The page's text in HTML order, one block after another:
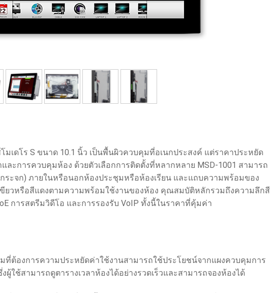
VPX (4K60 4x1 +1)
SDX (4K30 5x1 +1)
บอร์ดแทรก/สกัดเสียง
N3000 Series (HD 9x1)
Buttons (& ACC bands)
TPC-APPLE
TPC-BYOD
กำลัง <
DVX 4K60
DVX HD
ผงสัมผัส
Maker (RPM)
Management Suite (RMS)
Control Software
มเดโร S ขนาด 10.1 นิ้ว เป็นพื้นผิวควบคุมที่อเนกประสงค์ แต่ราคาประหยัด
และการควบคุมห้อง ด้วยตัวเลือกการติดตั้งที่หลากหลาย MSD-1001 สามารถ
ระจก) ภายในหรือนอกห้องประชุมหรือห้องเรียน และแถบความพร้อมของ
ขียวหรือสีแดงตามความพร้อมใช้งานของห้อง คุณสมบัติหลักรวมถึงความลึกสี
การสตรีมวิดีโอ และการรองรับ VoIP ทั้งนี้ในราคาที่คุ้มค่า
ที่ต้องการความประหยัดค่าใช้งานสามารถใช้ประโยชน์จากแผงควบคุมการ
ผู้ใช้สามารถดูตารางเวลาห้องได้อย่างรวดเร็วและสามารถจองห้องได้